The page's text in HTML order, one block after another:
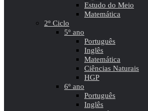
Estudo do Meio
Matemática
2º Ciclo
5º ano
Português
Inglês
Matemática
Ciências Naturais
HGP
6º ano
Português
Inglês